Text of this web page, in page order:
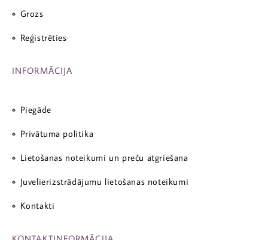
Grozs
Reģistrēties
INFORMĀCIJA
Piegāde
Privātuma politika
Lietošanas noteikumi un preču atgriešana
Juvelierizstrādājumu lietošanas noteikumi
Kontakti